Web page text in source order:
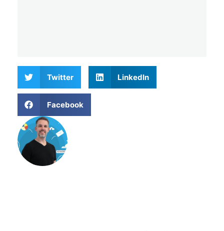
Twitter LinkedIn
Facebook